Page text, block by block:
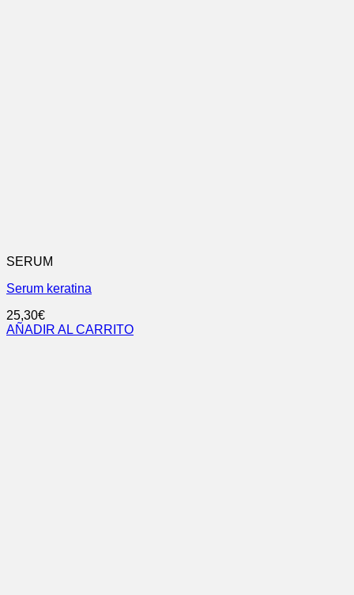
SERUM
Serum keratina
25,30€
AÑADIR AL CARRITO